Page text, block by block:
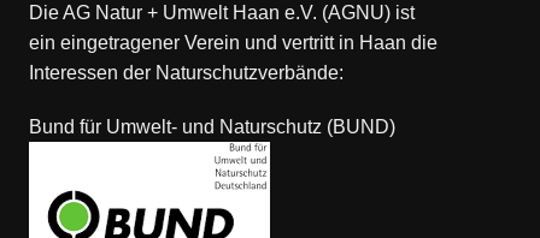
Die AG Natur + Umwelt Haan e.V. (AGNU) ist
ein eingetragener Verein und vertritt in Haan die
Interessen der Naturschutzverbände:
Bund für Umwelt- und Naturschutz (BUND)